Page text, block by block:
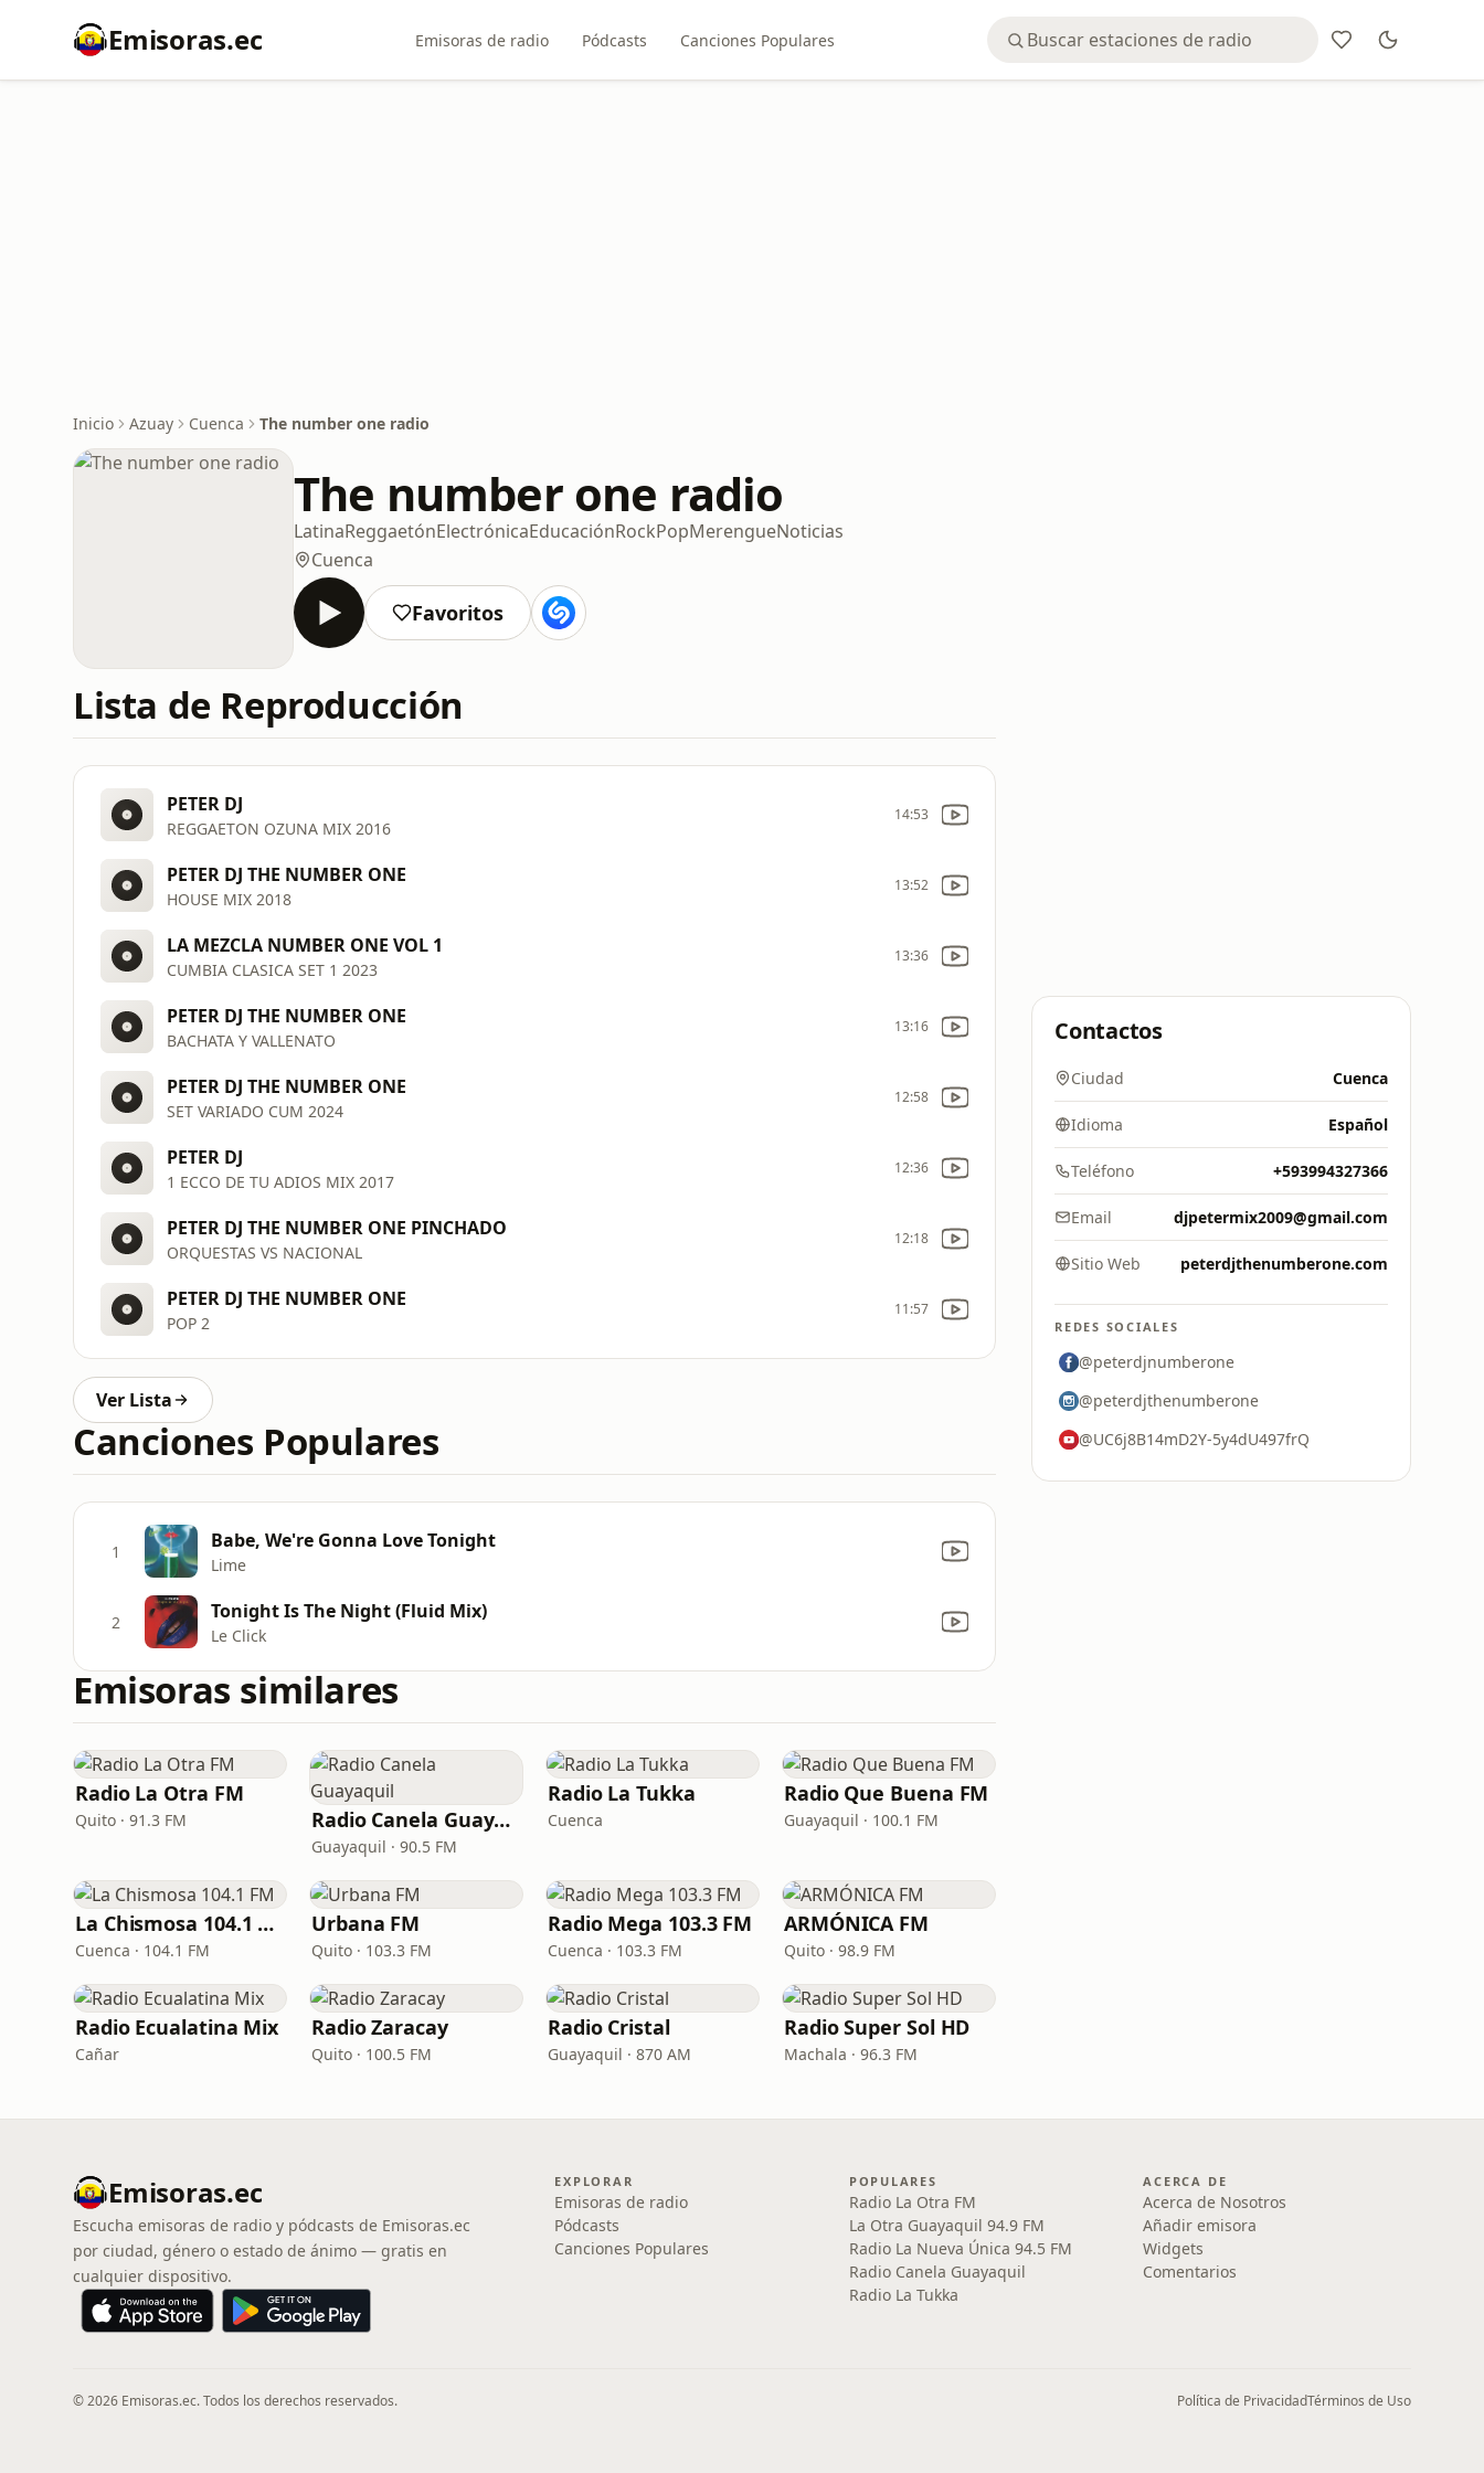
Emisoras.ec Emisoras de radio Pódcasts Canciones Populares
Inicio Azuay Cuenca The number one radio
The number one radio
LatinaReggaetónElectrónicaEducaciónRockPopMerengueNoticias
Cuenca
Favoritos
Lista de Reproducción
PETER DJ
REGGAETON OZUNA MIX 2016
14:53
PETER DJ THE NUMBER ONE
HOUSE MIX 2018
13:52
LA MEZCLA NUMBER ONE VOL 1
CUMBIA CLASICA SET 1 2023
13:36
PETER DJ THE NUMBER ONE
BACHATA Y VALLENATO
13:16
PETER DJ THE NUMBER ONE
SET VARIADO CUM 2024
12:58
PETER DJ
1 ECCO DE TU ADIOS MIX 2017
12:36
PETER DJ THE NUMBER ONE PINCHADO
ORQUESTAS VS NACIONAL
12:18
PETER DJ THE NUMBER ONE
POP 2
11:57
Ver Lista
Canciones Populares
1 Babe, We're Gonna Love Tonight
Lime
2 Tonight Is The Night (Fluid Mix)
Le Click
Emisoras similares
Radio La Otra FM
Quito · 91.3 FM Radio Canela Guayaquil
Guayaquil · 90.5 FM
Radio La Tukka
Cuenca
Radio Que Buena FM
Guayaquil · 100.1 FM
La Chismosa 104.1 FM
Cuenca · 104.1 FM
Urbana FM
Quito · 103.3 FM
Radio Mega 103.3 FM
Cuenca · 103.3 FM
ARMÓNICA FM
Quito · 98.9 FM
Radio Ecualatina Mix
Cañar
Radio Zaracay
Quito · 100.5 FM
Radio Cristal
Guayaquil · 870 AM
Radio Super Sol HD
Machala · 96.3 FM
Contactos
Ciudad Cuenca
Idioma Español
Teléfono +593994327366
Email djpetermix2009@gmail.com
Sitio Web peterdjthenumberone.com
REDES SOCIALES
@peterdjnumberone
@peterdjthenumberone
@UC6j8B14mD2Y-5y4dU497frQ
Emisoras.ec
Escucha emisoras de radio y pódcasts de Emisoras.ec
por ciudad, género o estado de ánimo — gratis en
cualquier dispositivo.
EXPLORAR
Emisoras de radio
Pódcasts
Canciones Populares
POPULARES
Radio La Otra FM
La Otra Guayaquil 94.9 FM
Radio La Nueva Única 94.5 FM
Radio Canela Guayaquil
Radio La Tukka
ACERCA DE
Acerca de Nosotros
Añadir emisora
Widgets
Comentarios
© 2026 Emisoras.ec. Todos los derechos reservados. Política de PrivacidadTérminos de Uso